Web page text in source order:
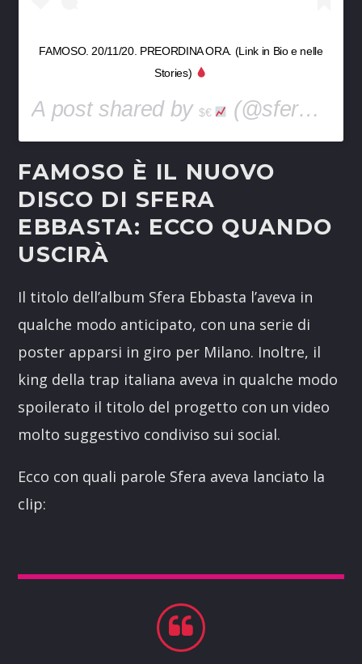
FAMOSO. 20/11/20. PREORDINA ORA. (Link in Bio e nelle
Stories)
A post shared by$€ (@sferaebbasta) on
FAMOSO È IL NUOVO
DISCO DI SFERA
EBBASTA: ECCO QUANDO
USCIRÀ
Il titolo dell’album Sfera Ebbasta l’aveva in
qualche modo anticipato, con una serie di
poster apparsi in giro per Milano. Inoltre, il
king della trap italiana aveva in qualche modo
spoilerato il titolo del progetto con un video
molto suggestivo condiviso sui social.
Ecco con quali parole Sfera aveva lanciato la
clip: